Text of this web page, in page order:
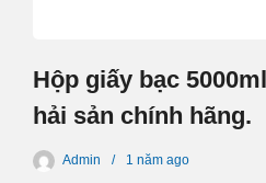
Hộp giấy bạc
hải sản chính hãng.
Admin 1 năm ago